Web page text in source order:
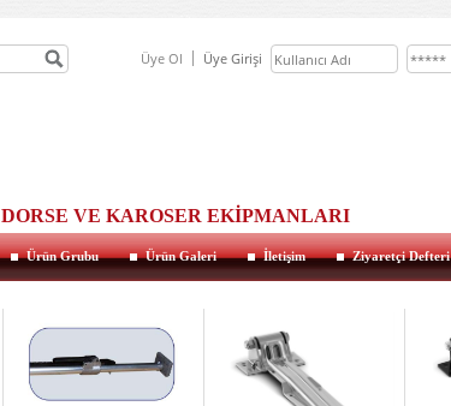
Üye Ol Üye Girişi
DORSE VE KAROSER EKİPMANLARI
Ürün Grubu Ürün Galeri İletişim Ziyaretçi Defteri